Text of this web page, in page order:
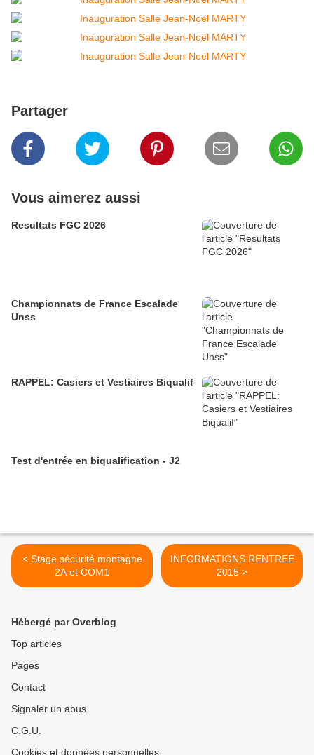
Partager
Vous aimerez aussi
Resultats FGC 2026
Championnats de France Escalade
Unss
RAPPEL: Casiers et Vestiaires Biqualif
Test d'entrée en biqualification - J2
< Stage sécurité montagne
2A et COM1
INFORMATIONS RENTREE
2015 >
Hébergé par Overblog
Top articles
Pages
Contact
Signaler un abus
C.G.U.
Cookies et données personnelles